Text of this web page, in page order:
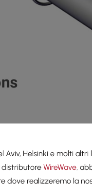
Aviv, Helsinki e molti
distributore WireWave,
dove realizzeremo la